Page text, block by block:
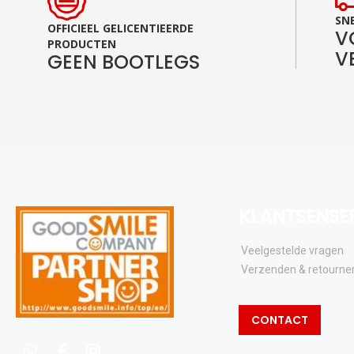
OFFICIEEL GELICENTIEERDE
PRODUCTEN
GEEN BOOTLEGS
Veelgestelde vragen
Verzenden &
CONTACT